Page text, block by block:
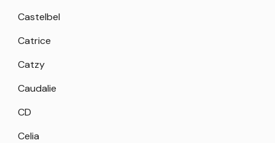
Castelbel
Catrice
Catzy
Caudalie
CD
Celia